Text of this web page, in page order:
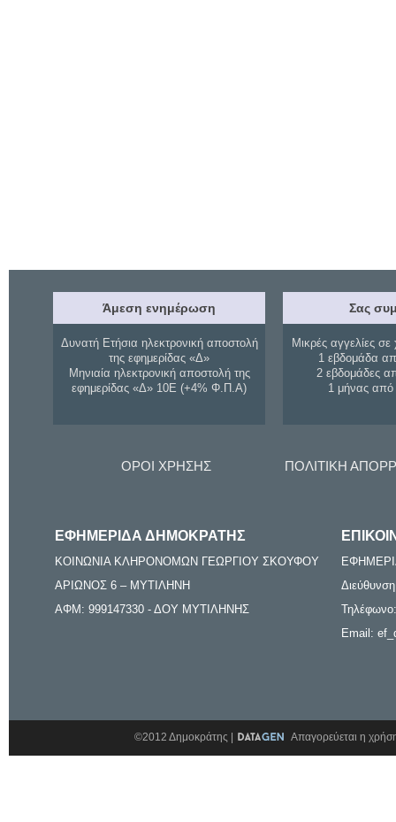
Άμεση ενημέρωση
Δυνατή Ετήσια ηλεκτρονική αποστολή
της εφημερίδας «Δ»
Μηνιαία ηλεκτρονική αποστολή της
εφημερίδας «Δ» 10Ε (+4% Φ.Π.Α)
Σας
Μικρές αγγελίες σε
1 εβδομάδα
2 εβδομάδες
1 μήνας
ΟΡΟΙ ΧΡΗΣΗΣ ΠΟΛΙΤΙΚΗ
ΕΦΗΜΕΡΙΔΑ ΔΗΜΟΚΡΑΤΗΣ
ΚΟΙΝΩΝΙΑ ΚΛΗΡΟΝΟΜΩΝ ΓΕΩΡΓΙΟΥ ΣΚΟΥΦΟΥ
ΑΡΙΩΝΟΣ 6 – ΜΥΤΙΛΗΝΗ
ΑΦΜ: 999147330 - ΔΟΥ ΜΥΤΙΛΗΝΗΣ
Email:
©2012 Δημοκράτης | Απαγορεύεται η